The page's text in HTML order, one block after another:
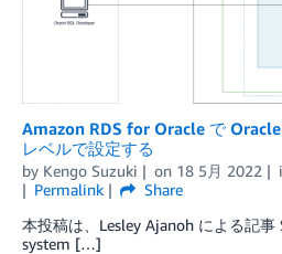
Amazon RDS for Oracle で
レベルで設定する
by Kengo Suzuki on 18 5月 2022
Permalink
Share
本投稿は、Lesley Ajanoh による記事
system […]